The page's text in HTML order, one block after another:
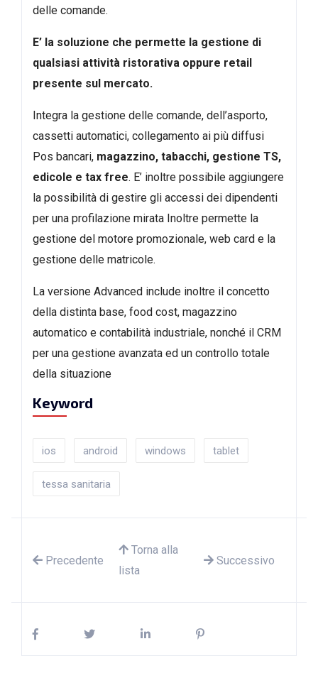
delle comande.
E’ la soluzione che permette la gestione di
qualsiasi attività ristorativa oppure retail
presente sul mercato.
Integra la gestione delle comande, dell’asporto,
cassetti automatici, collegamento ai più diffusi
Pos bancari, magazzino, tabacchi, gestione TS,
edicole e tax free. E’ inoltre possibile aggiungere
la possibilità di gestire gli accessi dei dipendenti
per una profilazione mirata Inoltre permette la
gestione del motore promozionale, web card e la
gestione delle matricole.
La versione Advanced include inoltre il concetto
della distinta base, food cost, magazzino
automatico e contabilità industriale, nonché il CRM
per una gestione avanzata ed un controllo totale
della situazione
Keyword
ios android windows tablet
tessa sanitaria
Precedente
Torna alla
lista
Successivo